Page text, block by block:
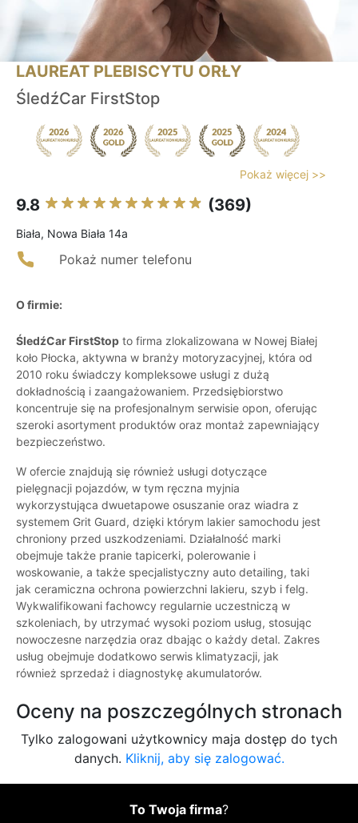
LAUREAT PLEBISCYTU ORŁY
ŚledźCar FirstStop
Pokaż więcej >>
9.8 (369)
Biała, Nowa Biała 14a
Pokaż numer telefonu
O firmie:
ŚledźCar FirstStop to firma zlokalizowana w Nowej Białej
koło Płocka, aktywna w branży motoryzacyjnej, która od
2010 roku świadczy kompleksowe usługi z dużą
dokładnością i zaangażowaniem. Przedsiębiorstwo
koncentruje się na profesjonalnym serwisie opon, oferując
szeroki asortyment produktów oraz montaż zapewniający
bezpieczeństwo.
W ofercie znajdują się również usługi dotyczące
pielęgnacji pojazdów, w tym ręczna myjnia
wykorzystująca dwuetapowe osuszanie oraz wiadra z
systemem Grit Guard, dzięki którym lakier samochodu jest
chroniony przed uszkodzeniami. Działalność marki
obejmuje także pranie tapicerki, polerowanie i
woskowanie, a także specjalistyczny auto detailing, taki
jak ceramiczna ochrona powierzchni lakieru, szyb i felg.
Wykwalifikowani fachowcy regularnie uczestniczą w
szkoleniach, by utrzymać wysoki poziom usług, stosując
nowoczesne narzędzia oraz dbając o każdy detal. Zakres
usług obejmuje dodatkowo serwis klimatyzacji, jak
również sprzedaż i diagnostykę akumulatorów.
Oceny na poszczególnych stronach
Tylko zalogowani użytkownicy maja dostęp do tych
danych. Kliknij, aby się zalogować.
To Twoja firma?